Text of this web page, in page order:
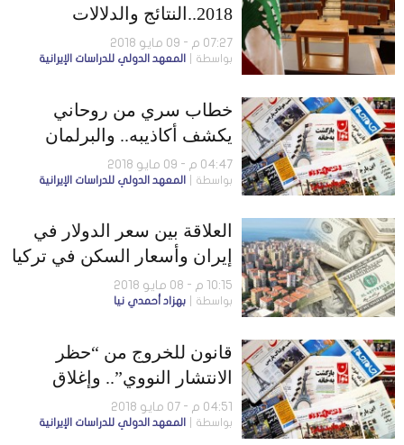
2018..النتائج والدلالات
07:27 م - 09 مايو 2018
بواسطة المعهد الدولي للدراسات الإيرانية
خطاب سري من روحاني
يكشف أكاذيبه.. والبرلمان
يستعد لدعم البرامج
الصاروخية
04:47 م - 09 مايو 2018
بواسطة المعهد الدولي للدراسات الإيرانية
العلاقة بين سعر الدولار في
إيران وأسعار السكن في تركيا
10:15 م - 08 مايو 2018
بواسطة بهزاد أحمدي نيا
قانون للخروج من “حظر
الانتشار النووي”.. وإغلاق
الحدود مع العراق
04:51 م - 07 مايو 2018
بواسطة المعهد الدولي للدراسات الإيرانية